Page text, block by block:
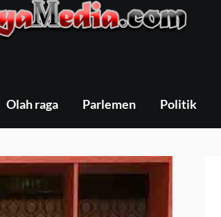
Olah raga Parlemen Politik